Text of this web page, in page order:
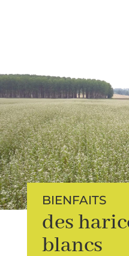
BIENFAITS
des
blancs